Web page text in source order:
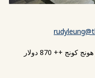
تبدأ من 870 دولار هونج كونج ++ 870 دولار